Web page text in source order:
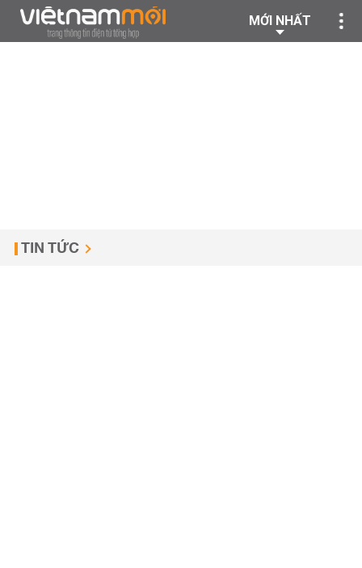
MỚI NHẤT
TIN TỨC